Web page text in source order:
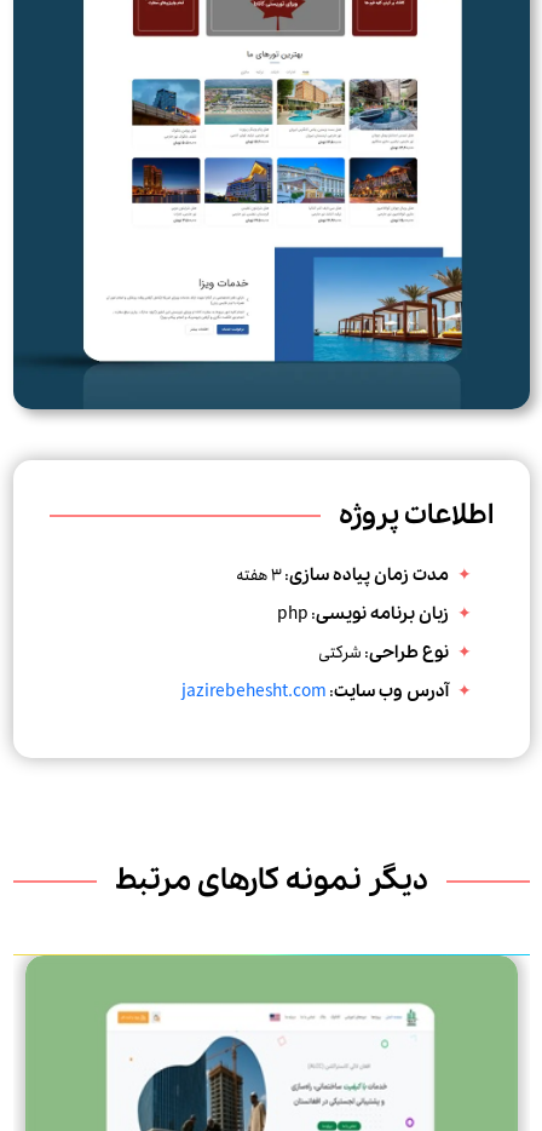
اطلاعات پروژه
مدت زمان پیاده سازی: 3 هفته
زبان برنامه نویسی:
php
نوع طراحی: شرکتی
آدرس وب سایت:
jazirebehesht.com
دیگر نمونه کارهای مرتبط